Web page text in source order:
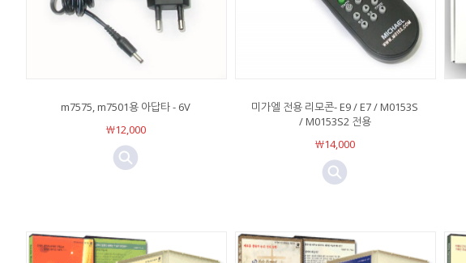
m7575, m7501용 아답타 - 6V
￦12,000
미가엘 전용 리모콘- E9 / E7 / M0153S
/ M0153S2 전용
￦14,000